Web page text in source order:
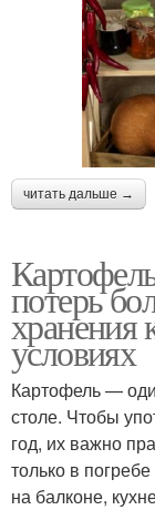
читать дальше →
потерь
хранения
условиях
Картофель —
столе. Чтобы
год, их важно
только в
на балконе,